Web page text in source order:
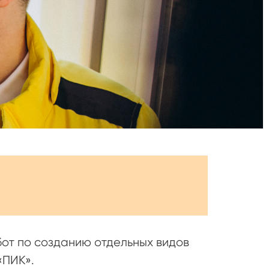
по созданию отдельных видов